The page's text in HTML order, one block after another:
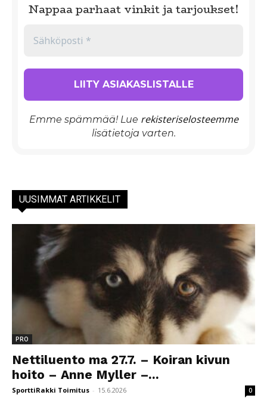
Nappaa parhaat vinkit ja tarjoukset!
Emme spämmää! Lue rekisteriselosteemme
lisätietoja varten.
UUSIMMAT ARTIKKELIT
PRO
Nettiluento ma 27.7. – Koiran kivun
hoito – Anne Myller –...
SporttiRakki Toimitus - 15.6.2026 0